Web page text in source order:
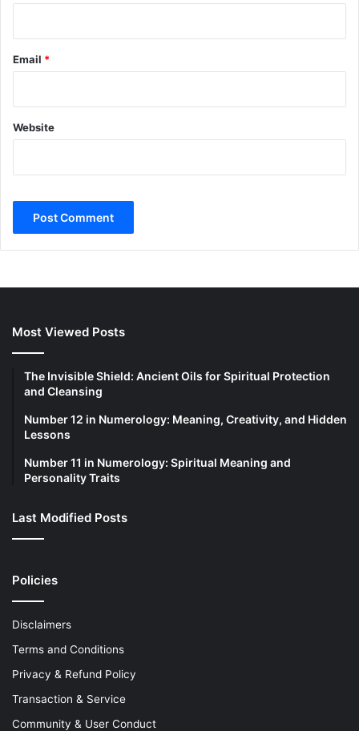
Email *
Website
Most Viewed Posts
The Invisible Shield: Ancient Oils for Spiritual Protection
and Cleansing
Number 12 in Numerology: Meaning, Creativity, and Hidden
Lessons
Number 11 in Numerology: Spiritual Meaning and
Personality Traits
Last Modified Posts
Policies
Disclaimers
Terms and Conditions
Privacy & Refund Policy
Transaction & Service
Community & User Conduct